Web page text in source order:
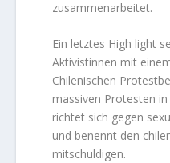
zusammenarbeitet.
Ein letztes High light
Aktivistinnen mit
Chilenischen
massiven Protesten
richtet sich gegen
und benennt den
mitschuldigen.